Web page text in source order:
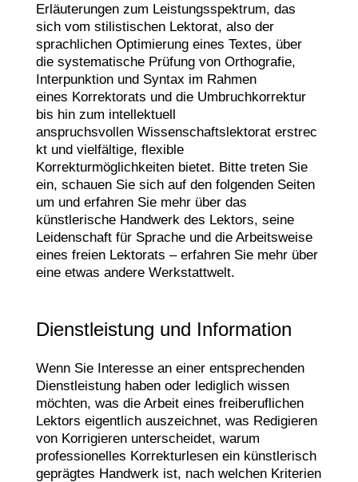
Erläuterungen zum Leistungsspektrum, das
sich vom stilistischen Lektorat, also der
sprachlichen Optimierung eines Textes, über
die systematische Prüfung von Orthografie,
Interpunktion und Syntax im Rahmen
eines Korrektorats und die Umbruchkorrektur
bis hin zum intellektuell
anspruchsvollen Wissenschaftslektorat erstrec
kt und vielfältige, flexible
Korrekturmöglichkeiten bietet. Bitte treten Sie
ein, schauen Sie sich auf den folgenden Seiten
um und erfahren Sie mehr über das
künstlerische Handwerk des Lektors, seine
Leidenschaft für Sprache und die Arbeitsweise
eines freien Lektorats – erfahren Sie mehr über
eine etwas andere Werkstattwelt.
Dienstleistung und Information
Wenn Sie Interesse an einer entsprechenden
Dienstleistung haben oder lediglich wissen
möchten, was die Arbeit eines freiberuflichen
Lektors eigentlich auszeichnet, was Redigieren
von Korrigieren unterscheidet, warum
professionelles Korrekturlesen ein künstlerisch
geprägtes Handwerk ist, nach welchen Kriterien